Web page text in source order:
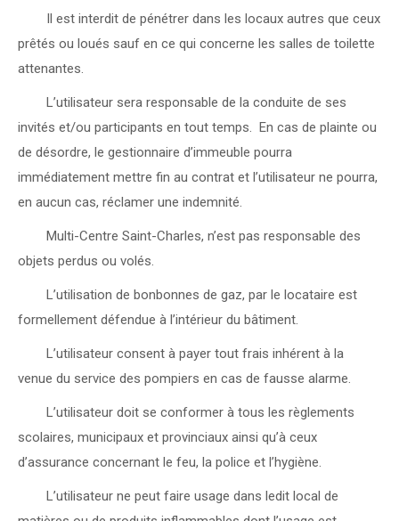
 Il est interdit de pénétrer dans les locaux autres que ceux
prêtés ou loués sauf en ce qui concerne les salles de toilette
attenantes.
 L’utilisateur sera responsable de la conduite de ses
invités et/ou participants en tout temps. En cas de plainte ou
de désordre, le gestionnaire d’immeuble pourra
immédiatement mettre fin au contrat et l’utilisateur ne pourra,
en aucun cas, réclamer une indemnité.
 Multi-Centre Saint-Charles, n’est pas responsable des
objets perdus ou volés.
 L’utilisation de bonbonnes de gaz, par le locataire est
formellement défendue à l’intérieur du bâtiment.
 L’utilisateur consent à payer tout frais inhérent à la
venue du service des pompiers en cas de fausse alarme.
 L’utilisateur doit se conformer à tous les règlements
scolaires, municipaux et provinciaux ainsi qu’à ceux
d’assurance concernant le feu, la police et l’hygiène.
 L’utilisateur ne peut faire usage dans ledit local de